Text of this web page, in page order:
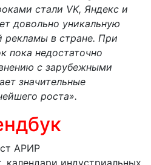
стали VK, Яндекс и
довольно уникальную
рекламы в стране. При
пока недостаточно
с зарубежными
значительные
роста».
АРИР
календари индустриальных